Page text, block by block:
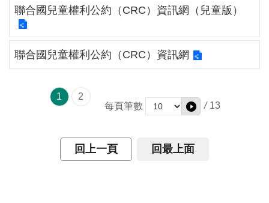
遞
主
題
服
聯合國兒童權利公約（CRC）資訊網（兒童版）
聯合國兒童權利公約（CRC）資訊網
1
2
每頁筆數
/ 13
回上一頁 回最上面